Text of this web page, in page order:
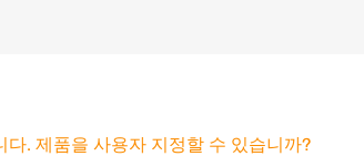
. 제품을 사용자 지정할 수 있습니까?